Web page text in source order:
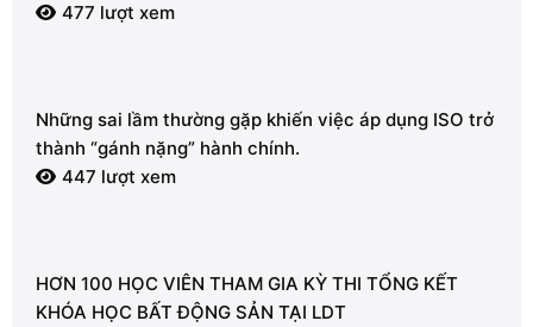
477 lượt xem
Những sai lầm thường gặp khiến việc áp dụng ISO trở
thành “gánh nặng” hành chính.
447 lượt xem
HƠN 100 HỌC VIÊN THAM GIA KỲ THI TỔNG KẾT
KHÓA HỌC BẤT ĐỘNG SẢN TẠI LDT